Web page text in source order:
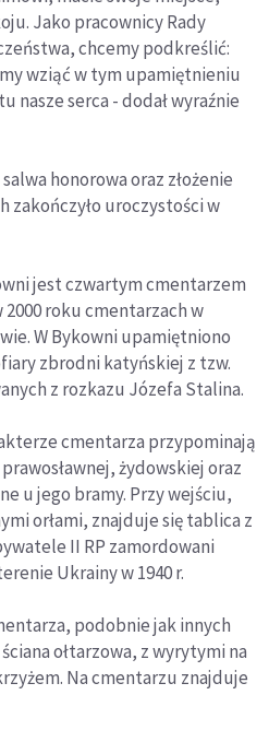
Jako pracownicy Rady
chcemy podkreślić:
wziąć w tym upamiętnieniu
nasze serca - dodał wyraźnie
honorowa oraz złożenie
zakończyło uroczystości w
jest czwartym cmentarzem
roku cmentarzach w
W Bykowni upamiętniono
zbrodni katyńskiej z tzw.
z rozkazu Józefa Stalina.
cmentarza przypominają
żydowskiej oraz
u jego bramy. Przy wejściu,
orłami, znajduje się tablica z
II RP zamordowani
Ukrainy w 1940 r.
podobnie jak innych
ołtarzowa, z wyrytymi na
Na cmentarzu znajduje